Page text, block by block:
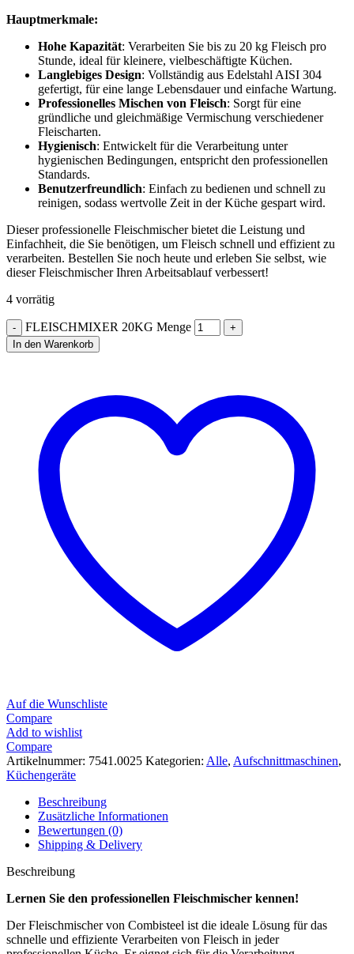
Hauptmerkmale:
Hohe Kapazität: Verarbeiten Sie bis zu 20 kg Fleisch pro
Stunde, ideal für kleinere, vielbeschäftigte Küchen.
Langlebiges Design: Vollständig aus Edelstahl AISI 304
gefertigt, für eine lange Lebensdauer und einfache Wartung.
Professionelles Mischen von Fleisch: Sorgt für eine
gründliche und gleichmäßige Vermischung verschiedener
Fleischarten.
Hygienisch: Entwickelt für die Verarbeitung unter
hygienischen Bedingungen, entspricht den professionellen
Standards.
Benutzerfreundlich: Einfach zu bedienen und schnell zu
reinigen, sodass wertvolle Zeit in der Küche gespart wird.
Dieser professionelle Fleischmischer bietet die Leistung und
Einfachheit, die Sie benötigen, um Fleisch schnell und effizient zu
verarbeiten. Bestellen Sie noch heute und erleben Sie selbst, wie
dieser Fleischmischer Ihren Arbeitsablauf verbessert!
4 vorrätig
FLEISCHMIXER 20KG Menge
In den Warenkorb
Auf die Wunschliste
Compare
Add to wishlist
Compare
Artikelnummer: 7541.0025 Kategorien: Alle, Aufschnittmaschinen,
Küchengeräte
Beschreibung
Zusätzliche Informationen
Bewertungen (0)
Shipping & Delivery
Beschreibung
Lernen Sie den professionellen Fleischmischer kennen!
Der Fleischmischer von Combisteel ist die ideale Lösung für das
schnelle und effiziente Verarbeiten von Fleisch in jeder